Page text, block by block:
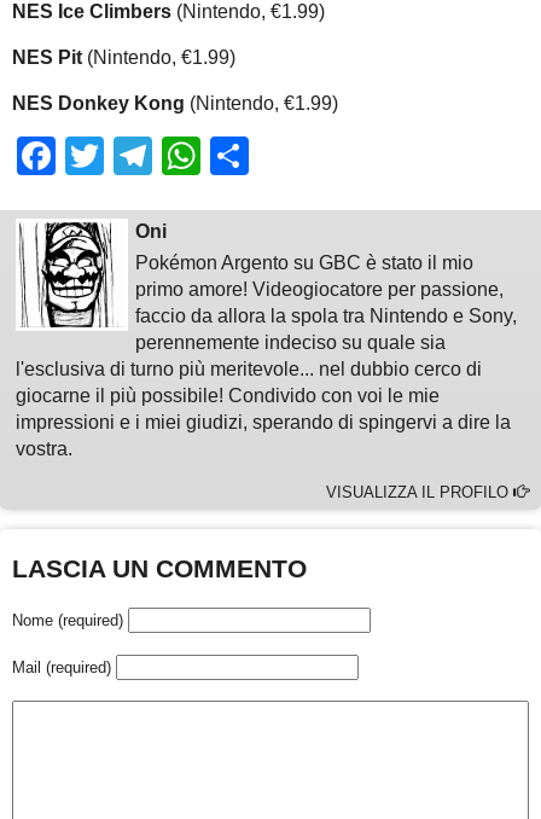
NES Ice Climbers (Nintendo, €1.99)
NES Pit (Nintendo, €1.99)
NES Donkey Kong (Nintendo, €1.99)
Facebook
TwitterTelegram
WhatsApp
Oni
Pokémon Argento su GBC è stato il mio
primo amore! Videogiocatore per passione,
faccio da allora la spola tra Nintendo e Sony,
perennemente indeciso su quale sia
l'esclusiva di turno più meritevole... nel dubbio cerco di
giocarne il più possibile! Condivido con voi le mie
impressioni e i miei giudizi, sperando di spingervi a dire la
vostra.
VISUALIZZA IL PROFILO
LASCIA UN COMMENTO
Nome (required)
Mail (required)